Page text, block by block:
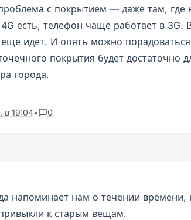
с покрытием — даже там, где
есть, телефон чаще работает в
идет. И опять можно
покрытия будет достаточно
города.
в 19:04• 0
напоминает нам о течении
к старым вещам.